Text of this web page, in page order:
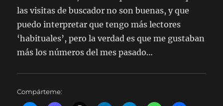
las visitas de buscador no son buenas, y que
puedo interpretar que tengo más lectores
‘habituales’, pero la verdad es que me gustaban
más los números del mes pasado…
Compárteme: